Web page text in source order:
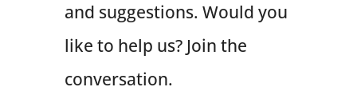
and suggestions. Would you
like to help us? Join the
conversation.